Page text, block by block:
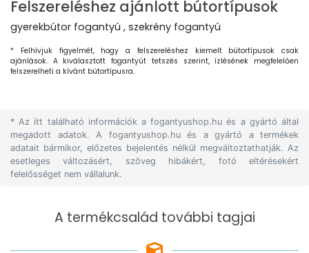
Felszereléshez ajánlott bútortípusok
gyerekbútor fogantyú , szekrény fogantyú
* Felhívjuk figyelmét, hogy a felszereléshez kiemelt bútortípusok csak
ajánlások. A kiválasztott fogantyút tetszés szerint, ízlésének megfelelően
felszerelheti a kívánt bútortípusra.
* Az itt található információk a fogantyushop.hu és a gyártó által
megadott adatok. A fogantyushop.hu és a gyártó a termékek
adatait bármikor, előzetes bejelentés nélkül megváltoztathatják. Az
esetleges változásért, szöveg hibákért, fotó eltérésekért
felelősséget nem vállalunk.
A termékcsalád további tagjai